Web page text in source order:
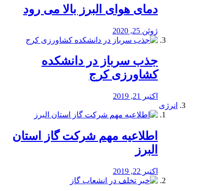
دمای هوای البرز بالا می رود
ژوئن 25, 2020
جذب سرباز در دانشکده
کشاورزی کرج
اکتبر 21, 2019
انرژی
️اطلاعیه مهم شرکت گاز استان
البرز
اکتبر 22, 2019